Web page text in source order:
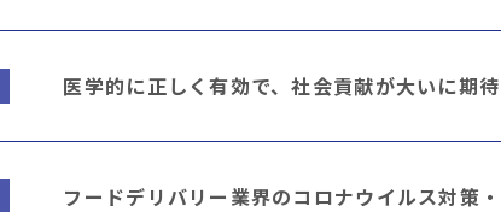
医学的に正しく有効で、社会貢献が大いに期
フードデリバリー業界のコロナウイルス対策